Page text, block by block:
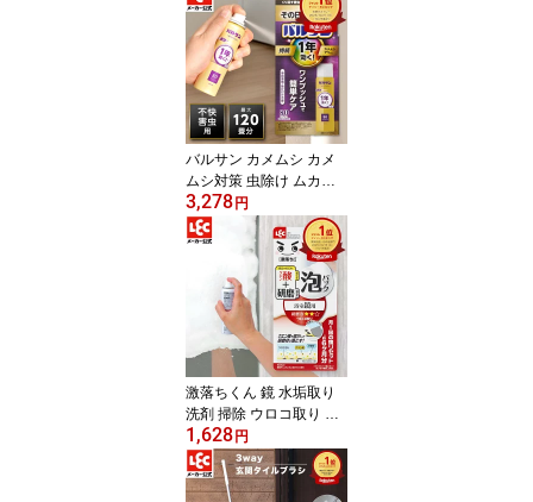
機 除菌 消臭 次亜塩素酸
塩 カビ かび 部屋干し臭
臭い ステンレス槽 防サ
ビ剤 汚れ 石鹸カス 激落
ちくん 超強力 2個セット
レック
バルサン カメムシ カメ
ムシ対策 虫除け ムカデ
駆除 最強 屋外 害虫駆除
対策 カメムシ用殺虫剤
ワンプッシュ スプレー 8
0回 効果1年 1年バルサン
簡単 レック ダイレクト l
3,278 円
激落ちくん 鏡 水垢取り
洗剤 掃除 ウロコ取り 水
垢クリーナー ウロコ汚れ
うろこ クエン酸 くもり
止め お風呂グッズ バス
1,628 円